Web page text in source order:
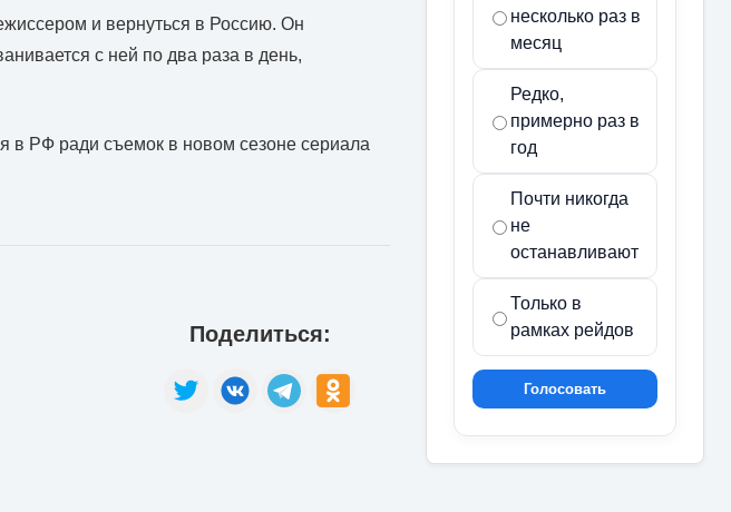
и вернуться в Россию. Он
с ней по два раза в день,
в РФ ради съемок в новом сезоне сериала
Поделиться:
несколько раз в
месяц
Редко,
примерно раз в
год
Почти никогда
не
останавливают
Только в
рамках рейдов
Голосовать